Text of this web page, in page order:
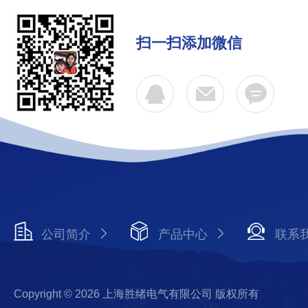
扫一扫添加微信
公司简介 产品中心 联系
Copyright © 2026 上海胜绪电气有限公司 版权所有